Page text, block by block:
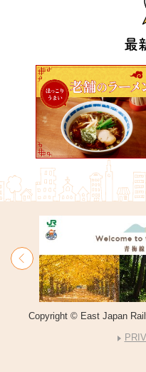
最
Copyright © East Japan